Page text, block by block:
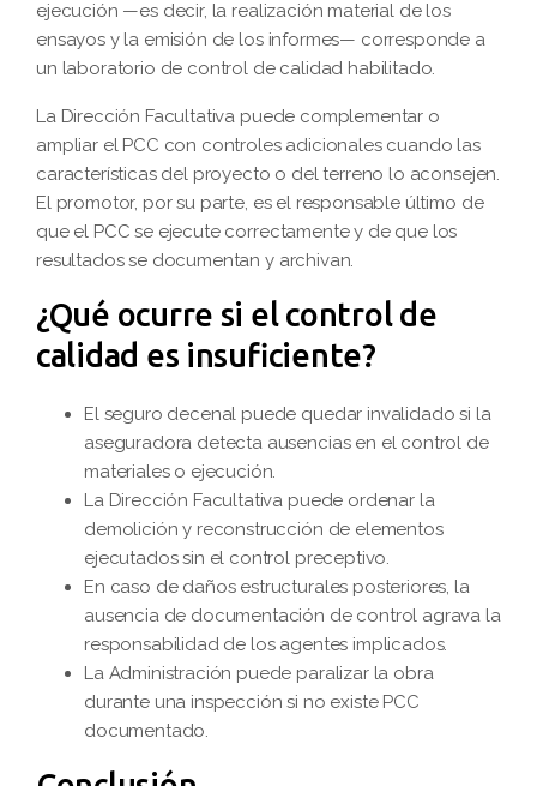
ejecución —es decir, la realización material de los
ensayos y la emisión de los informes— corresponde a
un laboratorio de control de calidad habilitado.
La Dirección Facultativa puede complementar o
ampliar el PCC con controles adicionales cuando las
características del proyecto o del terreno lo aconsejen.
El promotor, por su parte, es el responsable último de
que el PCC se ejecute correctamente y de que los
resultados se documentan y archivan.
¿Qué ocurre si el control de
calidad es insuficiente?
El seguro decenal puede quedar invalidado si la
aseguradora detecta ausencias en el control de
materiales o ejecución.
La Dirección Facultativa puede ordenar la
demolición y reconstrucción de elementos
ejecutados sin el control preceptivo.
En caso de daños estructurales posteriores, la
ausencia de documentación de control agrava la
responsabilidad de los agentes implicados.
La Administración puede paralizar la obra
durante una inspección si no existe PCC
documentado.